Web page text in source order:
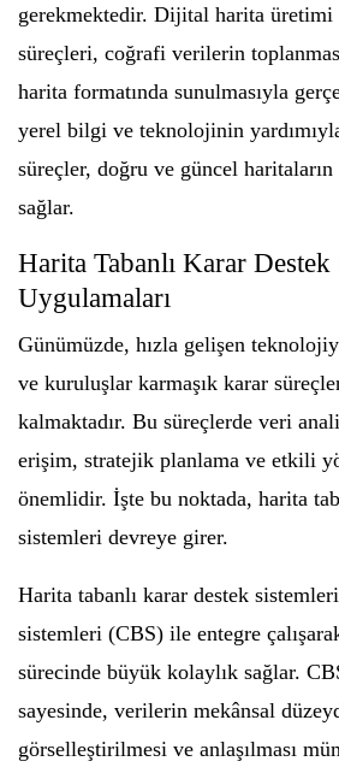
gerekmektedir. Dijital harita üretimi
süreçleri, coğrafi verilerin
harita formatında sunulmasıyla
yerel bilgi ve teknolojinin
süreçler, doğru ve güncel haritaların
sağlar.
Harita Tabanlı Karar
Uygulamaları
Günümüzde, hızla gelişen
ve kuruluşlar karmaşık karar
kalmaktadır. Bu süreçlerde veri
erişim, stratejik planlama ve etkili
önemlidir. İşte bu noktada, harita
sistemleri devreye girer.
Harita tabanlı karar destek
sistemleri (CBS) ile entegre
sürecinde büyük kolaylık sağlar.
sayesinde, verilerin mekânsal
görselleştirilmesi ve anlaşılması